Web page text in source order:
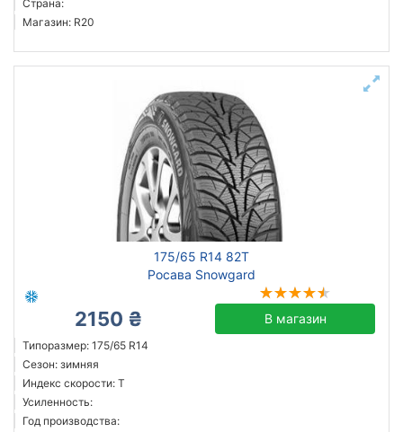
Страна:
Магазин: R20
175/65 R14 82T
Росава Snowgard
2150 ₴ В магазин
Типоразмер: 175/65 R14
Сезон: зимняя
Индекс скорости: T
Усиленность:
Год производства:
Altenzo
Тип транспортного средства
Усиленная шина
Год производства
Страна производства
Сбросить